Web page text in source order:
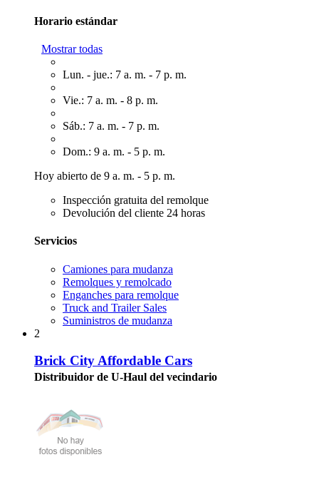
Horario estándar
Mostrar todas
Lun. - jue.: 7 a. m. - 7 p. m.
Vie.: 7 a. m. - 8 p. m.
Sáb.: 7 a. m. - 7 p. m.
Dom.: 9 a. m. - 5 p. m.
Hoy abierto de 9 a. m. - 5 p. m.
Inspección gratuita del remolque
Devolución del cliente 24 horas
Servicios
Camiones para mudanza
Remolques y remolcado
Enganches para remolque
Truck and Trailer Sales
Suministros de mudanza
2
Brick City Affordable Cars
Distribuidor de U-Haul del vecindario